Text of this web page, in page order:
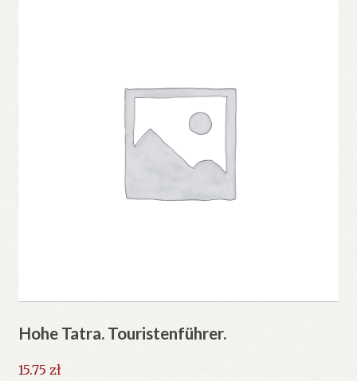
Hohe Tatra. Touristenführer.
15.75 zł